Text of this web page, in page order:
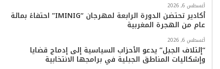
م
أغسطس 6, 2026
أكادير تحتضن الدورة الرابعة لمهرجان “IMINIG” احتفاءً بمائة
عام من الهجرة المغربية
أغسطس 6, 2026
“إئتلاف الجبل” يدعو الأحزاب السياسية إلى إدماج قضايا
وإشكاليات المناطق الجبلية في برامجها الانتخابية